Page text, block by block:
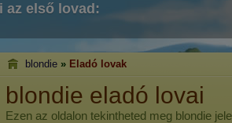
az első lovad:
blondie » Eladó lovak
blondie eladó lovai
Ezen az oldalon tekintheted meg blondie